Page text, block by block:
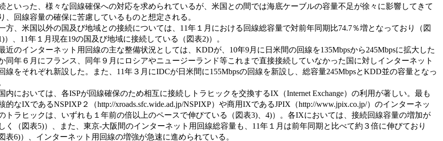
といった、様々な回線確保への対応を求められているが、米国との間では海底ケーブルの容量不足が徐々に影響してきて
、回線容量の確保に苦慮しているものと想定される。
、米国以外の国及び地域との接続については、11年１月における回線総容量で対前年同期比74.7％増となっており（図
）、11年１月現在19の国及び地域に接続している（図表2)）。
のインターネット用回線の主な整備状況としては、KDDが、10年9月に日米間の回線を135Mbpsから245Mbpsに拡大した
同年６月にフランス、同年９月にロシアやニュージーランド等これまで直接接続していなかった国に対しインターネット
線をそれぞれ新設した。また、11年３月にIDCが日米間に155Mbpsの回線を新設し、総容量245MbpsとKDD並の容量となっ
においては、各ISPが回線確保のため相互に接続しトラヒックを交換するIX（Internet Exchange）の利用が著しい。最も
的なIXであるNSPIXP２（http://xroads.sfc.wide.ad.jp/NSPIXP）や商用IXであるJPIX（http://www.jpix.co.jp/）のインターネッ
トラヒックは、いずれも１年前の倍以上のペースで伸びている（図表3)、4)）。各IXにおいては、接続回線容量の増加が
く（図表5)）、また、東京-大阪間のインターネット用回線総容量も、11年１月は前年同期と比べて約３倍に伸びており
表6)）、インターネット用回線の増強が急速に進められている。